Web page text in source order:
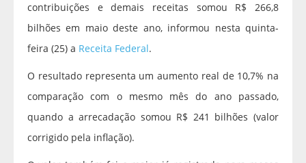
contribuições e demais receitas somou R$ 266,8
bilhões em maio deste ano, informou nesta quinta-
feira (25) a Receita Federal.
O resultado representa um aumento real de 10,7% na
comparação com o mesmo mês do ano passado,
quando a arrecadação somou R$ 241 bilhões (valor
corrigido pela inflação).